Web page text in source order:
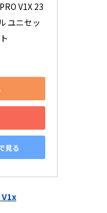
V1X 23
ユニセッ
見る